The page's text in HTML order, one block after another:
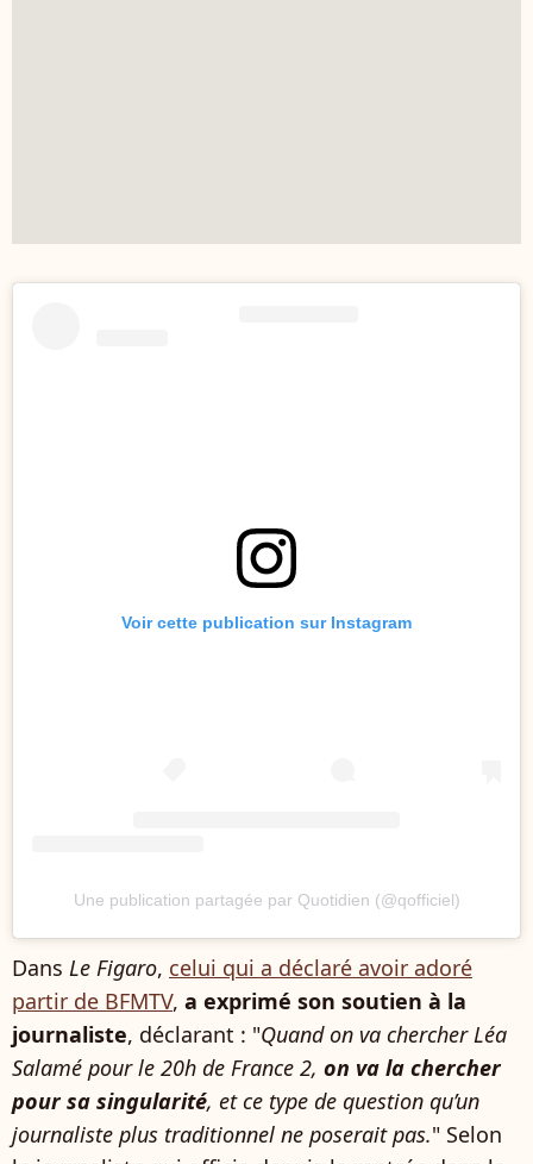
Voir cette publication sur Instagram
Une publication partagée par Quotidien (@qofficiel)
Dans Le Figaro, celui qui a déclaré avoir adoré
partir de BFMTV, a exprimé son soutien à la
journaliste, déclarant : "Quand on va chercher Léa
Salamé pour le 20h de France 2, on va la chercher
pour sa singularité, et ce type de question qu’un
journaliste plus traditionnel ne poserait pas." Selon